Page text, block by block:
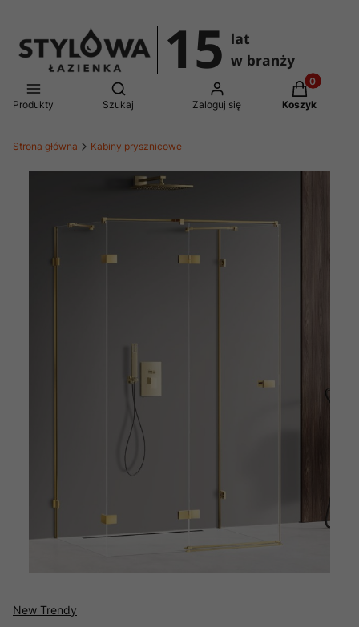
Produkty
Otwórz wyszukiwarkę
Szukaj Zaloguj się
Produkty
Koszyk
Strona główna Kabiny prysznicowe
New Trendy